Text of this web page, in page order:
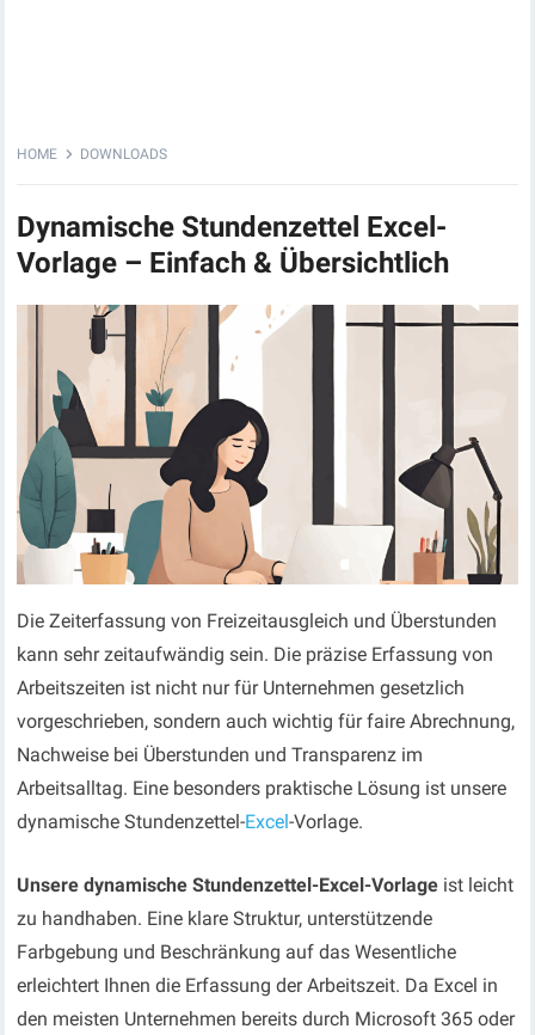
HOME DOWNLOADS
Dynamische Stundenzettel Excel-
Vorlage – Einfach & Übersichtlich
Die Zeiterfassung von Freizeitausgleich und Überstunden
kann sehr zeitaufwändig sein. Die präzise Erfassung von
Arbeitszeiten ist nicht nur für Unternehmen gesetzlich
vorgeschrieben, sondern auch wichtig für faire Abrechnung,
Nachweise bei Überstunden und Transparenz im
Arbeitsalltag. Eine besonders praktische Lösung ist unsere
dynamische Stundenzettel-Excel-Vorlage.
Unsere dynamische Stundenzettel-Excel-Vorlage ist leicht
zu handhaben. Eine klare Struktur, unterstützende
Farbgebung und Beschränkung auf das Wesentliche
erleichtert Ihnen die Erfassung der Arbeitszeit. Da Excel in
den meisten Unternehmen bereits durch Microsoft 365 oder